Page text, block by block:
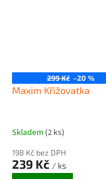
299 Kč –20 %
Maxim Křižovatka
Skladem (2 ks)
198 Kč bez DPH
239 Kč / ks